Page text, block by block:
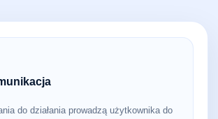
do działania prowadzą użytkownika do